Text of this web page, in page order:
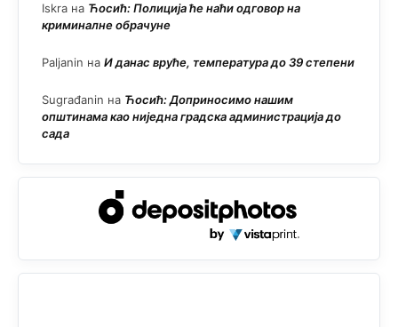
Iskra на Ћосић: Полиција ће наћи одговор на
криминалне обрачуне
Paljanin на И данас вруће, температура до 39 степени
Sugrađanin на Ћосић: Доприносимо нашим
општинама као ниједна градска администрација до
сада